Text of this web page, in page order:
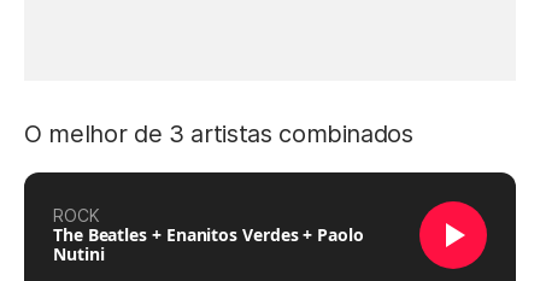
O melhor de 3 artistas combinados
ROCK
The Beatles + Enanitos Verdes + Paolo
Nutini